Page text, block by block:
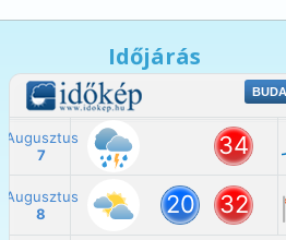
Időjárás